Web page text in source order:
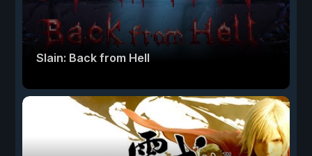
Slain: Back from Hell